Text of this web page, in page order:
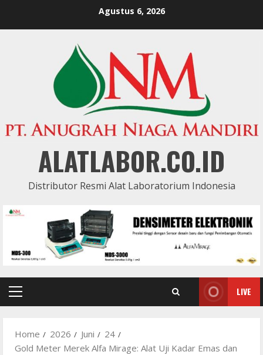
Agustus 6, 2026
ALATLABOR.CO.ID
Distributor Resmi Alat Laboratorium Indonesia
Primary
LIVE
Home 2026 Juni
24
Gold Meter Merek Alfa Mirage: Alat Uji Kadar Emas dan